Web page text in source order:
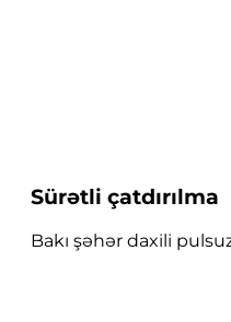
Sürətli çatdırılma
Bakı şəhər daxili